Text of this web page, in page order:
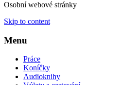
Osobní webové stránky
Skip to content
Menu
Práce
Koníčky
Audioknihy